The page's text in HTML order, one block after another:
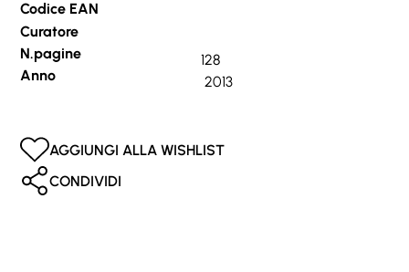
Codice EAN
Curatore
N.pagine
128
Anno
2013
AGGIUNGI ALLA WISHLIST
CONDIVIDI